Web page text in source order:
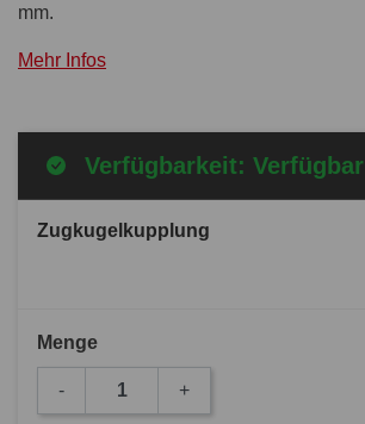
mm.
Mehr Infos
Verfügbarkeit: Verfügbar
Zugkugelkupplung
Menge
- +